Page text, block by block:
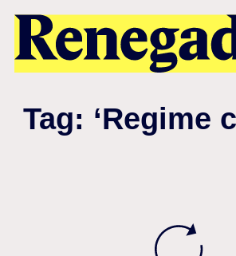
Tag: ‘Regime